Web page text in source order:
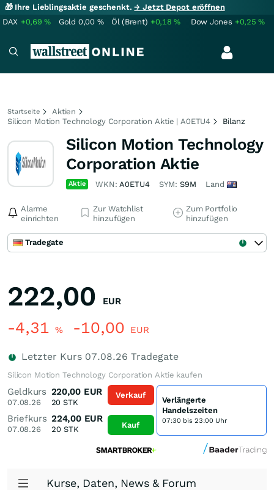
🎁 Ihre Lieblingsaktie geschenkt.→ Jetzt Depot eröffnen
DAX +0,69% Gold 0,00 % Öl (Brent) +0,18% Dow Jones +0,25%
Startseite
Aktien
Silicon Motion Technology Corporation Aktie | A0ETU4
Bilanz
Silicon Motion Technology
Corporation Aktie
Aktie WKN:A0ETU4 SYM: S9M Land
Alarme
einrichten
Zur Watchlist
hinzufügen
Zum Portfolio
hinzufügen
Tradegate
222,00 EUR
-4,31 % -10,00 EUR
Letzter Kurs 07.08.26 Tradegate
Silicon Motion Technology Corporation Aktie kaufen
Geldkurs
07.08.26
220,00 EUR
20 STK
Briefkurs
07.08.26
224,00 EUR
20 STK
Verkauf
Kauf
Verlängerte
Handelszeiten
07:30 bis 23:00 Uhr
Kurse, Daten, News & Forum